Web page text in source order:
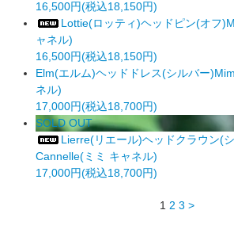
16,500円(税込18,150円)
Lottie(ロッティ)ヘッドピン(オフ
ャネル)
16,500円(税込18,150円)
Elm(エルム)ヘッドドレス(シルバー
ネル)
17,000円(税込18,700円)
SOLD OUT
Lierre(リエール)ヘッドクラウン(
Cannelle(ミミ キャネル)
17,000円(税込18,700円)
1 2 3 >